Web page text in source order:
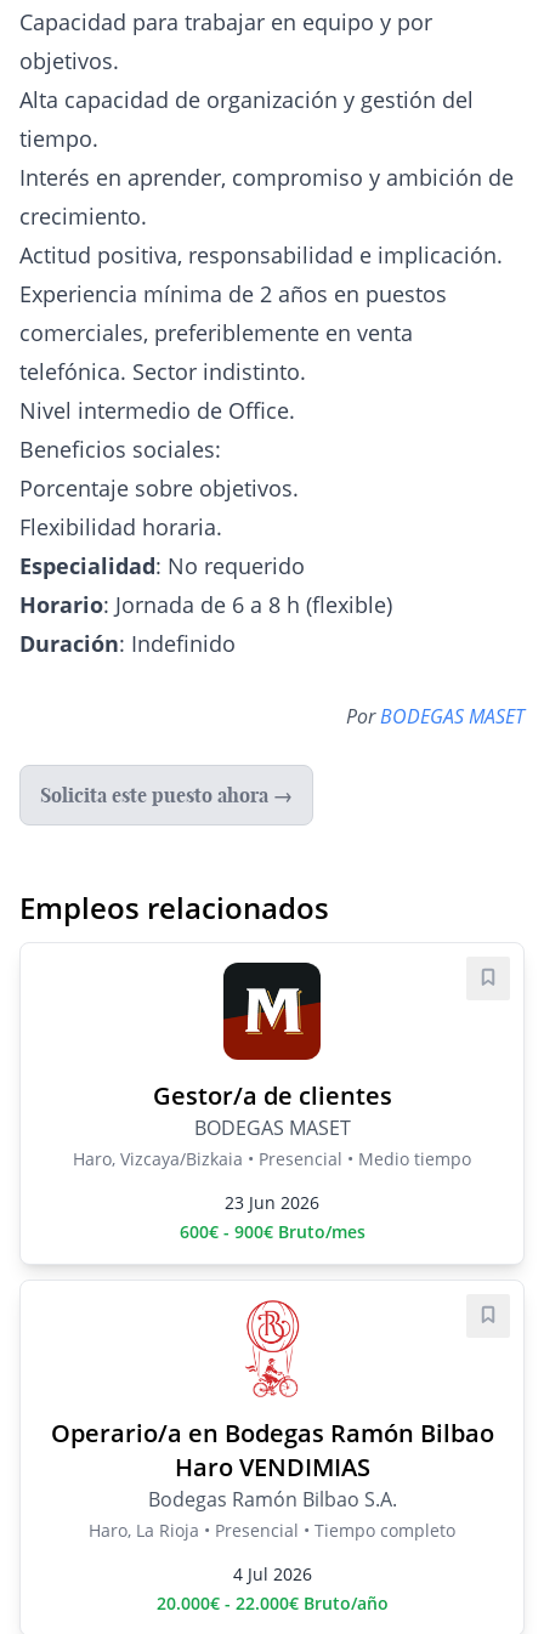
Capacidad para trabajar en equipo y por
objetivos.
Alta capacidad de organización y gestión del
tiempo.
Interés en aprender, compromiso y ambición de
crecimiento.
Actitud positiva, responsabilidad e implicación.
Experiencia mínima de 2 años en puestos
comerciales, preferiblemente en venta
telefónica. Sector indistinto.
Nivel intermedio de Office.
Beneficios sociales:
Porcentaje sobre objetivos.
Flexibilidad horaria.
Especialidad: No requerido
Horario: Jornada de 6 a 8 h (flexible)
Duración: Indefinido
PorBODEGAS MASET
Solicita este puesto ahora →
Empleos relacionados
Gestor/a de clientes
BODEGAS MASET
Haro, Vizcaya/Bizkaia • Presencial • Medio tiempo
23 Jun 2026
600€ - 900€ Bruto/mes
Operario/a en Bodegas Ramón Bilbao
Haro VENDIMIAS
Bodegas Ramón Bilbao S.A.
Haro, La Rioja • Presencial • Tiempo completo
4 Jul 2026
20.000€ - 22.000€ Bruto/año